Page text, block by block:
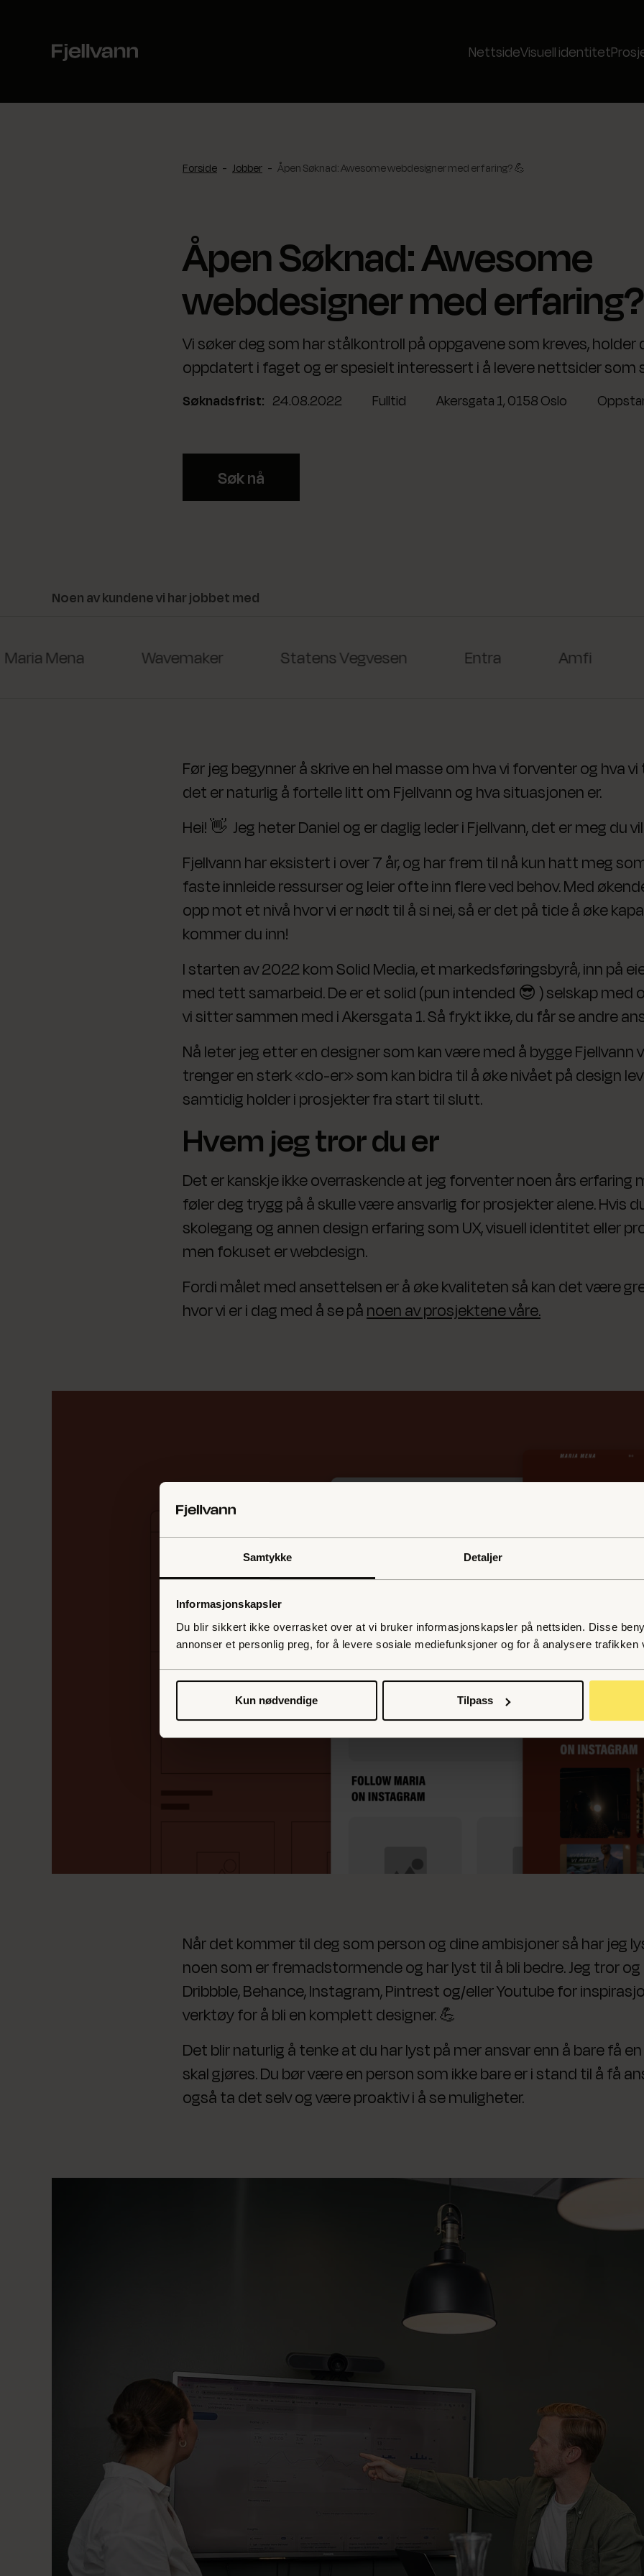
Samtykke Detaljer
Informasjonskapsler
Du blir sikkert ikke overrasket over at vi bruker informasjonskapsler på nettsiden. Disse
annonser et personlig preg, for å levere sosiale mediefunksjoner og for å analysere trafikken
Kun nødvendige Tilpass
NettsideVisuell identitet
Forside - Jobber - Åpen Søknad: Awesome webdesigner med erfaring? 💪
Åpen Søknad: Awesome
webdesigner med
Vi søker deg som har stålkontroll på oppgavene som kreves, holder
oppdatert i faget og er spesielt interessert i å levere nettsider som
24.08.2022 Fulltid Akersgata 1, 0158 Oslo
Søk nå
Noen av kundene vi har jobbet med
Mena Wavemaker Statens Vegvesen Entra Amfi
Før jeg begynner å skrive en hel masse om hva vi forventer og hva
det er naturlig å fortelle litt om Fjellvann og hva situasjonen er.
Hei! 👋 Jeg heter Daniel og er daglig leder i Fjellvann, det er meg du
Fjellvann har eksistert i over 7 år, og har frem til nå kun hatt meg
faste innleide ressurser og leier ofte inn flere ved behov. Med
opp mot et nivå hvor vi er nødt til å si nei, så er det på tide å øke
kommer du inn!
I starten av 2022 kom Solid Media, et markedsføringsbyrå, inn på
med tett samarbeid. De er et solid (pun intended 😎 ) selskap med
vi sitter sammen med i Akersgata 1. Så frykt ikke, du får se andre
Nå leter jeg etter en designer som kan være med å bygge Fjellvann
trenger en sterk «do-er» som kan bidra til å øke nivået på design
samtidig holder i prosjekter fra start til slutt.
Hvem jeg tror du er
Det er kanskje ikke overraskende at jeg forventer noen års erfaring
føler deg trygg på å skulle være ansvarlig for prosjekter alene. Hvis
skolegang og annen design erfaring som UX, visuell identitet eller
men fokuset er webdesign.
Fordi målet med ansettelsen er å øke kvaliteten så kan det være
hvor vi er i dag med å se pånoen av prosjektene våre.
Når det kommer til deg som person og dine ambisjoner så har jeg
noen som er fremadstormende og har lyst til å bli bedre. Jeg tror
Dribbble, Behance, Instagram, Pintrest og/eller Youtube for
verktøy for å bli en komplett designer. 💪
Det blir naturlig å tenke at du har lyst på mer ansvar enn å bare få
skal gjøres. Du bør være en person som ikke bare er i stand til å få
også ta det selv og være proaktiv i å se muligheter.